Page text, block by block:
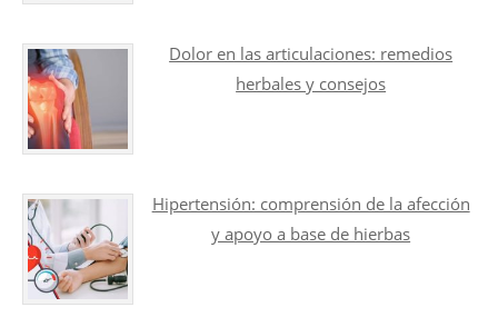
Dolor en las articulaciones: remedios
herbales y consejos
Hipertensión: comprensión de la afección
y apoyo a base de hierbas